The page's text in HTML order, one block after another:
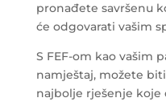
pronađete savršenu
će odgovarati vašim
S FEF-om kao vašim
namještaj, možete
najbolje rješenje koje